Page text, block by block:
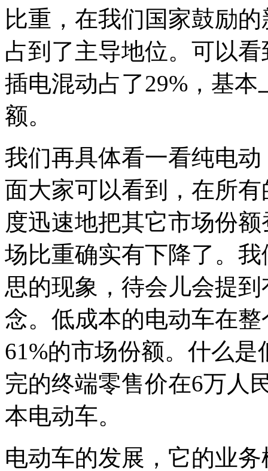
比重，在我们国家鼓励
占到了主导地位。可以
插电混动占了29%，基
额。
我们再具体看一看纯电
面大家可以看到，在所
度迅速地把其它市场份
场比重确实有下降了。
思的现象，待会儿会提
念。低成本的电动车在
61%的市场份额。什么
完的终端零售价在6万人
本电动车。
电动车的发展，它的业